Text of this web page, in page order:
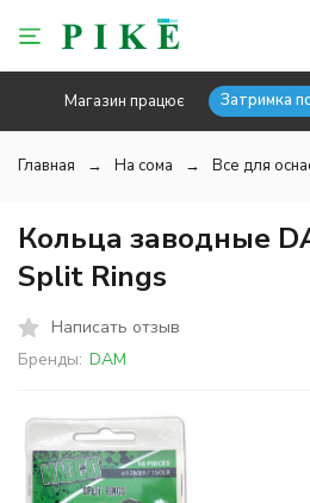
Магазин працює Затримка
Главная На сома Все для
Кольца заводные
Split Rings
Написать отзыв
Бренды: DAM